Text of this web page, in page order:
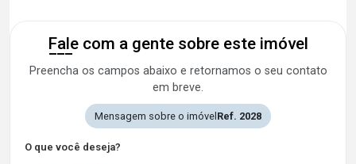
Fale com a gente sobre este imóvel
Preencha os campos abaixo e retornamos o seu contato
em breve.
Mensagem sobre o imóvel Ref. 2028
O que você deseja?